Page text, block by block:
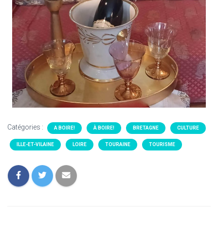
Catégories : A BOIRE! À BOIRE! BRETAGNE CULTURE
ILLE-ET-VILAINE LOIRE TOURAINE TOURISME